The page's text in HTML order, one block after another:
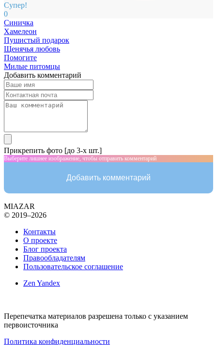
Супер!
0
Синичка
Хамелеон
Пушистый подарок
Щенячья любовь
Помогите
Милые питомцы
Добавить комментарий
Прикрепить фото [до 3-х шт.]
Выберите лишнее изображение, чтобы отправить комментарий
Добавить комментарий
MIAZAR
© 2019–2026
Контакты
О проекте
Блог проекта
Правообладателям
Пользовательское соглашение
Zen Yandex
Перепечатка материалов разрешена только с указанием
первоисточника
Политика конфиденциальности